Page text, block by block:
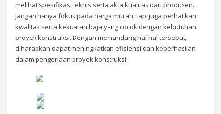
melihat spesifikasi teknis serta akta kualitas dari produsen.
Jangan hanya fokus pada harga murah, tapi juga perhatikan
kwalitas serta kekuatan baja yang cocok dengan kebutuhan
proyek konstruksi. Dengan memandang hal-hal tersebut,
diharapkan dapat meningkatkan efisiensi dan keberhasilan
dalam pengerjaan proyek konstruksi.